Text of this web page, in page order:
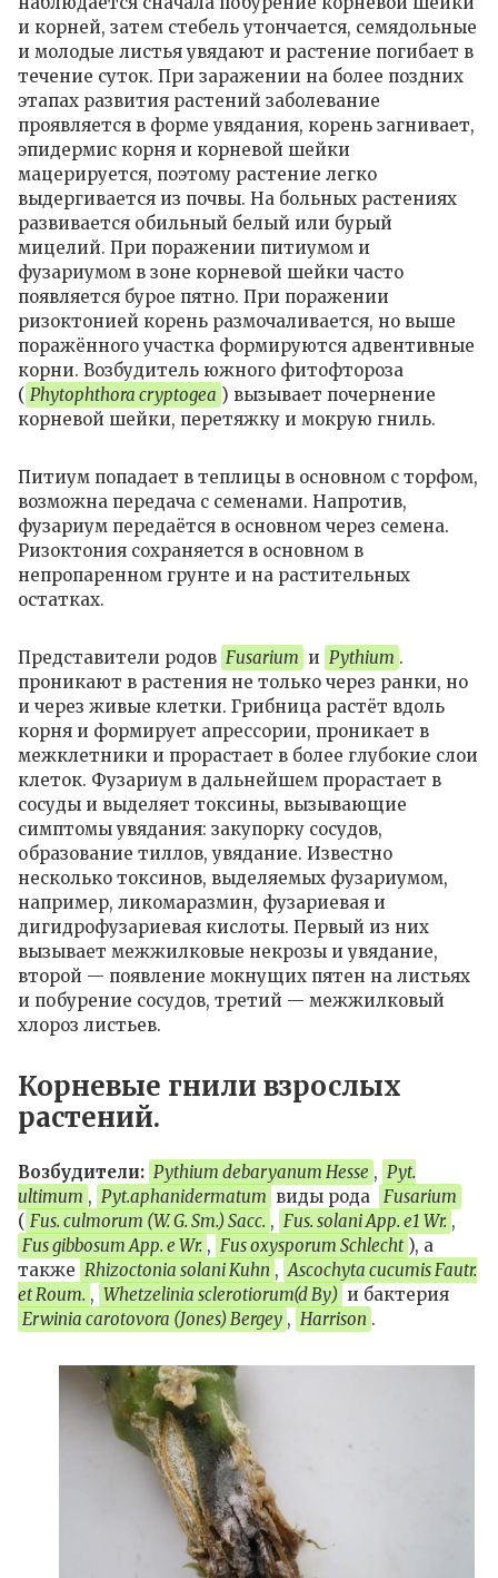
и корней, затем стебель утончается, семядольные
и молодые листья увядают и растение погибает в
течение суток. При заражении на более поздних
этапах развития растений заболевание
проявляется в форме увядания, корень загнивает,
эпидермис корня и корневой шейки
мацерируется, поэтому растение легко
выдергивается из почвы. На больных растениях
развивается обильный белый или бурый
мицелий. При поражении питиумом и
фузариумом в зоне корневой шейки часто
появляется бурое пятно. При поражении
ризоктонией корень размочаливается, но выше
поражённого участка формируются адвентивные
корни. Возбудитель южного фитофтороза
( Phytophthora cryptogea ) вызывает почернение
корневой шейки, перетяжку и мокрую гниль.
Питиум попадает в теплицы в основном с торфом,
возможна передача с семенами. Напротив,
фузариум передаётся в основном через семена.
Ризоктония сохраняется в основном в
непропаренном грунте и на растительных
остатках.
Представители родов Fusarium и Pythium .
проникают в растения не только через ранки, но
и через живые клетки. Грибница растёт вдоль
корня и формирует апрессории, проникает в
межклетники и прорастает в более глубокие слои
клеток. Фузариум в дальнейшем прорастает в
сосуды и выделяет токсины, вызывающие
симптомы увядания: закупорку сосудов,
образование тиллов, увядание. Известно
несколько токсинов, выделяемых фузариумом,
например, ликомаразмин, фузариевая и
дигидрофузариевая кислоты. Первый из них
вызывает межжилковые некрозы и увядание,
второй — появление мокнущих пятен на листьях
и побурение сосудов, третий — межжилковый
хлороз листьев.
Корневые гнили взрослых
растений.
Возбудители: Pythium debaryanum Hesse , Pyt.
ultimum , Pyt.aphanidermatum виды рода
Fusarium
( Fus. culmorum (W. G. Sm.) Sасс. , Fus. solani Арр. е1 Wr. ,
Fus gibbosum Арр. е Wr. , Fus oxysporum Schlecht ), а
также Rhizoctonia solani Kuhn , Ascochyta cucumis Fautr.
еt Roum. , Whetzelinia sclerotiorum(d Ву) и бактерия
Erwinia carotovora (Jones) Bergey , Harrison .